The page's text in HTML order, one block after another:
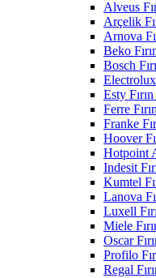
Alveus
Arçelik
Arnova
Beko
Bosch
Electrolux
Esty
Ferre
Franke
Hoover
Hotpoint
Indesit
Kumtel
Lanova
Luxell
Miele
Oscar
Profilo
Regal